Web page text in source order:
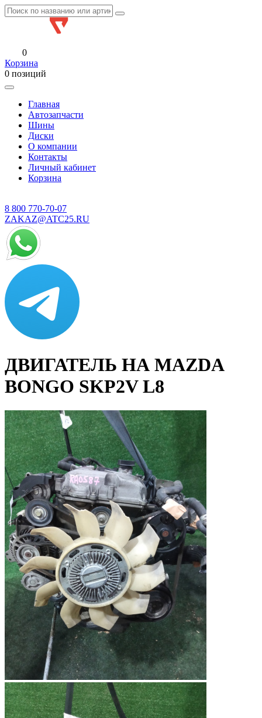
0
Корзина
0 позиций
Главная
Автозапчасти
Шины
Диски
О компании
Контакты
Личный кабинет
Корзина
8 800 770-70-07
ZAKAZ@ATC25.RU
ДВИГАТЕЛЬ НА MAZDA
BONGO SKP2V L8